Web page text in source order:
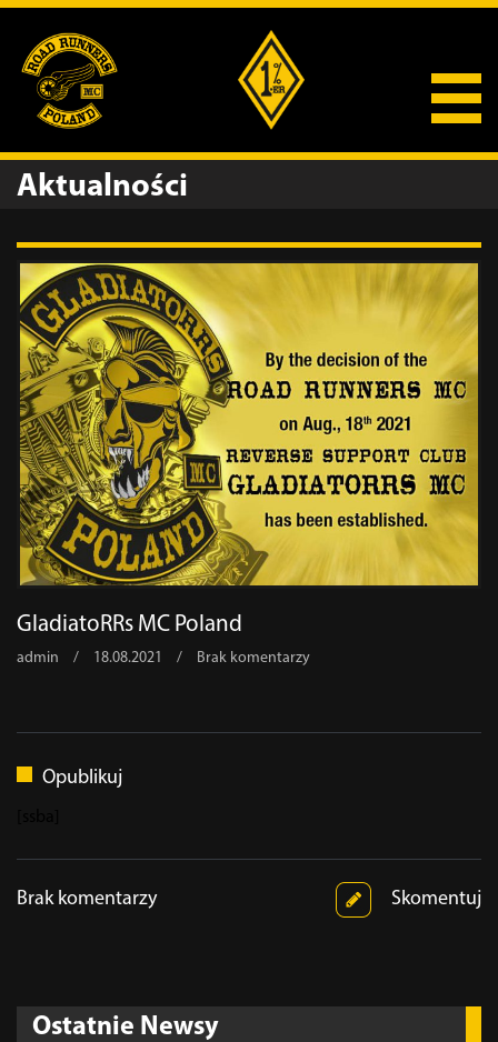
Aktualności
GladiatoRRs MC Poland
admin / 18.08.2021 / Brak komentarzy
Opublikuj
Brak komentarzy Skomentuj
Ostatnie Newsy